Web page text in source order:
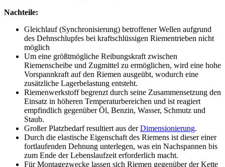
Nachteile:
Gleichlauf (Synchronisierung) betroffener Wellen aufgrund
des Dehnschlupfes bei kraftschlüssigen Riementrieben nicht
möglich
Um eine größtmögliche Reibungskraft zwischen
Riemenscheibe und Zugmittel zu ermöglichen, wird eine hohe
Vorspannkraft auf den Riemen ausgeübt, wodurch eine
zusätzliche Lagerbelastung entsteht.
Riemenwerkstoff begrenzt durch seine Zusammensetzung den
Einsatz in höheren Temperaturbereichen und ist reagiert
empfindlich gegenüber Öl, Benzin, Wasser, Schmutz und
Staub.
Großer Platzbedarf resultiert aus derDimensionierung.
Durch die elastische Eigenschaft des Riemens ist dieser einer
fortlaufenden Dehnung unterlegen, was ein Nachspannen bis
zum Ende der Lebenslaufzeit erforderlich macht.
Für Montagezwecke lassen sich Riemen gegenüber der Kette